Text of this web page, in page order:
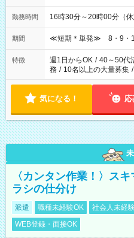
勤務時間 16時30分～20時00分（
期間 ≪短期＊単発≫ 8・9・
特徴 週1日からOK / 40～50代
務 / 10名以上の大量募集 /
気になる！ 応
〈カンタン作業！〉ス
ラシの仕分け
派遣 職種未経験OK 社会人未経
WEB登録・面接OK